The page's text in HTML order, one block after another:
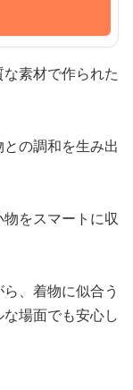
素材で作られた
の調和を生み出
をスマートに収
、着物に似合う
場面でも安心し